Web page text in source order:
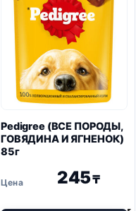
Pedigree (ВСЕ ПОРОДЫ,
ГОВЯДИНА И ЯГНЕНОК)
85г
245₸